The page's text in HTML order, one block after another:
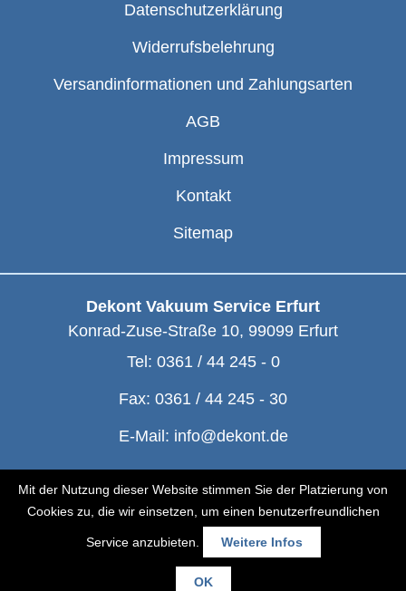
Mit der Nutzung dieser Website stimmen Sie der Platzierung von
Cookies zu, die wir einsetzen, um einen benutzerfreundlichen
Service anzubieten. Weitere Infos
OK
Datenschutzerklärung
Widerrufsbelehrung
Versandinformationen und Zahlungsarten
AGB
Impressum
Kontakt
Sitemap
Dekont Vakuum Service Erfurt
Konrad-Zuse-Straße 10, 99099 Erfurt
Tel: 0361 / 44 245 - 0
Fax: 0361 / 44 245 - 30
E-Mail: info@dekont.de
© Dekont 1991 - 2026